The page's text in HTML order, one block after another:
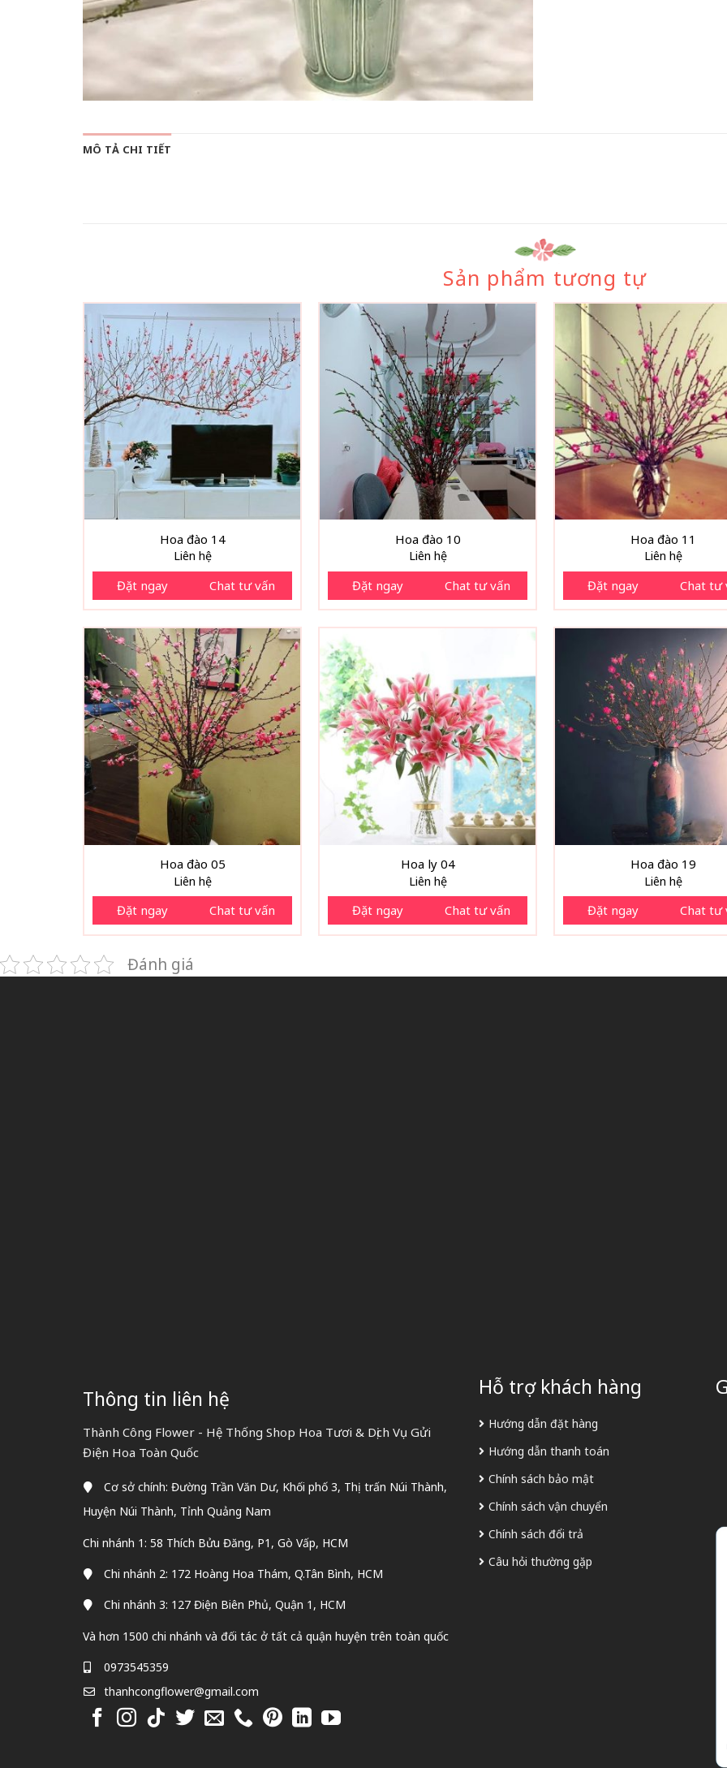
MÔ TẢ CHI TIẾT
Sản phẩm tương tự
Hoa đào 14
Liên hệ
Đặt ngay Chat tư vấn
Hoa đào 10
Liên hệ
Đặt ngay Chat tư vấn
Hoa đào 11
Liên hệ
Đặt ngay Chat tư
Hoa đào 05
Liên hệ
Đặt ngay Chat tư vấn
Hoa ly 04
Liên hệ
Đặt ngay Chat tư vấn
Hoa đào 19
Liên hệ
Đặt ngay Chat tư
Đánh giá
Thông tin liên hệ
Thành Công Flower - Hệ Thống Shop Hoa Tươi & Dịch Vụ Gửi
Điện Hoa Toàn Quốc
Cơ sở chính: Đường Trần Văn Dư, Khối phố 3, Thị trấn Núi Thành,
Huyện Núi Thành, Tỉnh Quảng Nam
Chi nhánh 1: 58 Thích Bửu Đăng, P1, Gò Vấp, HCM
Chi nhánh 2: 172 Hoàng Hoa Thám, Q.Tân Bình, HCM
Chi nhánh 3: 127 Điện Biên Phủ, Quận 1, HCM
Và hơn 1500 chi nhánh và đối tác ở tất cả quận huyện trên toàn quốc
0973545359
thanhcongflower@gmail.com
Hỗ trợ khách hàng
Hướng dẫn đặt hàng
Hướng dẫn thanh toán
Chính sách bảo mật
Chính sách vận chuyển
Chính sách đổi trả
Câu hỏi thường gặp